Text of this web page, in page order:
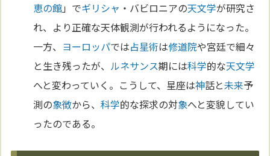
恵の館」でギリシャ ・バビロニアの天文学が研究さ
れ、より正確な天体観測が行われるようになった。
一方、 ヨーロッパでは占星術は修道院や宮廷で細々
と生き残ったが、 ルネサンス期には科学的な天文学
へと変わっていく。こうして、星座は神話と未来予
測の象徴から、科学的な探求の対象へと変貌してい
ったのである。